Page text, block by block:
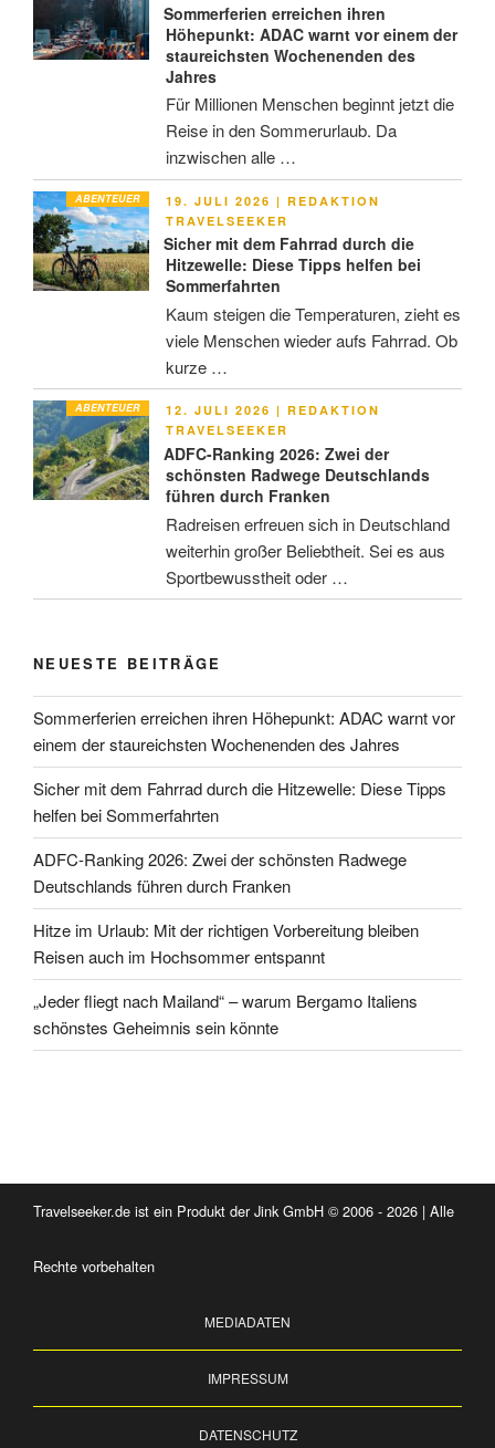
Sommerferien erreichen ihren
Höhepunkt: ADAC warnt vor einem der
staureichsten Wochenenden des
Jahres
Für Millionen Menschen beginnt jetzt die
Reise in den Sommerurlaub. Da
inzwischen alle …
ABENTEUER
VERÖFFENTLICHT
AM
19. JULI 2026 | REDAKTION
TRAVELSEEKER
Sicher mit dem Fahrrad durch die
Hitzewelle: Diese Tipps helfen bei
Sommerfahrten
Kaum steigen die Temperaturen, zieht es
viele Menschen wieder aufs Fahrrad. Ob
kurze …
ABENTEUER
VERÖFFENTLICHT
AM
12. JULI 2026 | REDAKTION
TRAVELSEEKER
ADFC-Ranking 2026: Zwei der
schönsten Radwege Deutschlands
führen durch Franken
Radreisen erfreuen sich in Deutschland
weiterhin großer Beliebtheit. Sei es aus
Sportbewusstheit oder …
NEUESTE BEITRÄGE
Sommerferien erreichen ihren Höhepunkt: ADAC warnt vor
einem der staureichsten Wochenenden des Jahres
Sicher mit dem Fahrrad durch die Hitzewelle: Diese Tipps
helfen bei Sommerfahrten
ADFC-Ranking 2026: Zwei der schönsten Radwege
Deutschlands führen durch Franken
Hitze im Urlaub: Mit der richtigen Vorbereitung bleiben
Reisen auch im Hochsommer entspannt
„Jeder fliegt nach Mailand“ – warum Bergamo Italiens
schönstes Geheimnis sein könnte
Travelseeker.de ist ein Produkt der Jink GmbH © 2006 - 2026 | Alle
Rechte vorbehalten
MEDIADATEN
IMPRESSUM
DATENSCHUTZ